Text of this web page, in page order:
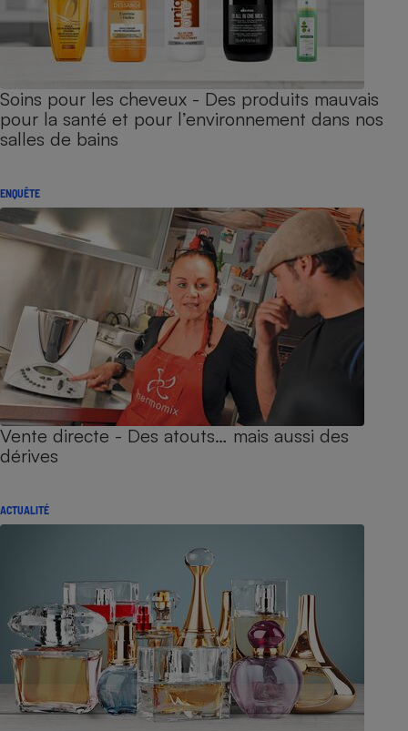
Soins pour les cheveux - Des produits mauvais
pour la santé et pour l’environnement dans nos
salles de bains
ENQUÊTE
Vente directe - Des atouts… mais aussi des
dérives
ACTUALITÉ